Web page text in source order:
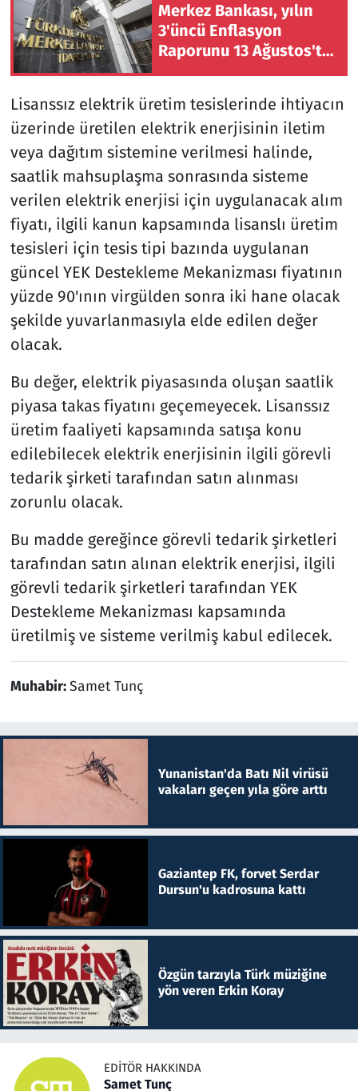
Merkez Bankası, yılın
3'üncü Enflasyon
Raporunu 13 Ağustos'ta
Lisanssız elektrik üretim tesislerinde ihtiyacın
üzerinde üretilen elektrik enerjisinin iletim
veya dağıtım sistemine verilmesi halinde,
saatlik mahsuplaşma sonrasında sisteme
verilen elektrik enerjisi için uygulanacak alım
fiyatı, ilgili kanun kapsamında lisanslı üretim
tesisleri için tesis tipi bazında uygulanan
güncel YEK Destekleme Mekanizması fiyatının
yüzde 90'ının virgülden sonra iki hane olacak
şekilde yuvarlanmasıyla elde edilen değer
olacak.
Bu değer, elektrik piyasasında oluşan saatlik
piyasa takas fiyatını geçemeyecek. Lisanssız
üretim faaliyeti kapsamında satışa konu
edilebilecek elektrik enerjisinin ilgili görevli
tedarik şirketi tarafından satın alınması
zorunlu olacak.
Bu madde gereğince görevli tedarik şirketleri
tarafından satın alınan elektrik enerjisi, ilgili
görevli tedarik şirketleri tarafından YEK
Destekleme Mekanizması kapsamında
üretilmiş ve sisteme verilmiş kabul edilecek.
Muhabir:Samet Tunç
Yunanistan'da Batı Nil virüsü
vakaları geçen yıla göre arttı
Gaziantep FK, forvet Serdar
Dursun'u kadrosuna kattı
Özgün tarzıyla Türk müziğine
yön veren Erkin Koray
EDITÖR HAKKINDA
Samet Tunç